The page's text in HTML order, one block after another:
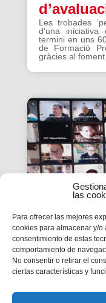
las
Para ofrecer las mejores
cookies para almacenar y/o
consentimiento de estas
comportamiento de
No consentir o retirar el
ciertas características y
Les trobades
d’una
termini en uns
de Formació
gràcies al
La
inicia el